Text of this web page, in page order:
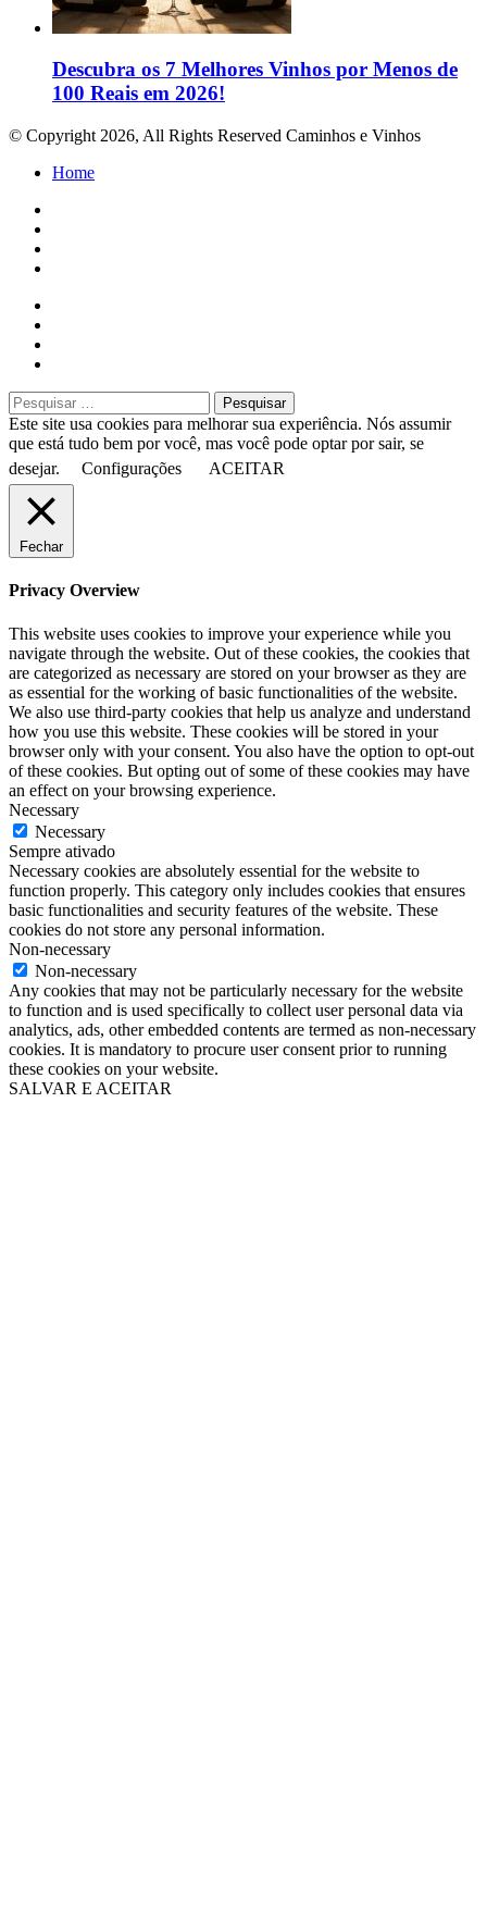
Descubra os 7 Melhores Vinhos por Menos de
100 Reais em 2026!
© Copyright 2026, All Rights Reserved Caminhos e Vinhos
Home
Facebook
Twitter
WhatsApp
Close
Pesquisar
por:
Este site usa cookies para melhorar sua experiência. Nós assumir
que está tudo bem por você, mas você pode optar por sair, se
desejar.
Configurações ACEITAR
Fechar
Privacy Overview
This website uses cookies to improve your experience while you
navigate through the website. Out of these cookies, the cookies that
are categorized as necessary are stored on your browser as they are
as essential for the working of basic functionalities of the website.
We also use third-party cookies that help us analyze and understand
how you use this website. These cookies will be stored in your
browser only with your consent. You also have the option to opt-out
of these cookies. But opting out of some of these cookies may have
an effect on your browsing experience.
Necessary
Necessary
Sempre ativado
Necessary cookies are absolutely essential for the website to
function properly. This category only includes cookies that ensures
basic functionalities and security features of the website. These
cookies do not store any personal information.
Non-necessary
Non-necessary
Any cookies that may not be particularly necessary for the website
to function and is used specifically to collect user personal data via
analytics, ads, other embedded contents are termed as non-necessary
cookies. It is mandatory to procure user consent prior to running
these cookies on your website.
SALVAR E ACEITAR